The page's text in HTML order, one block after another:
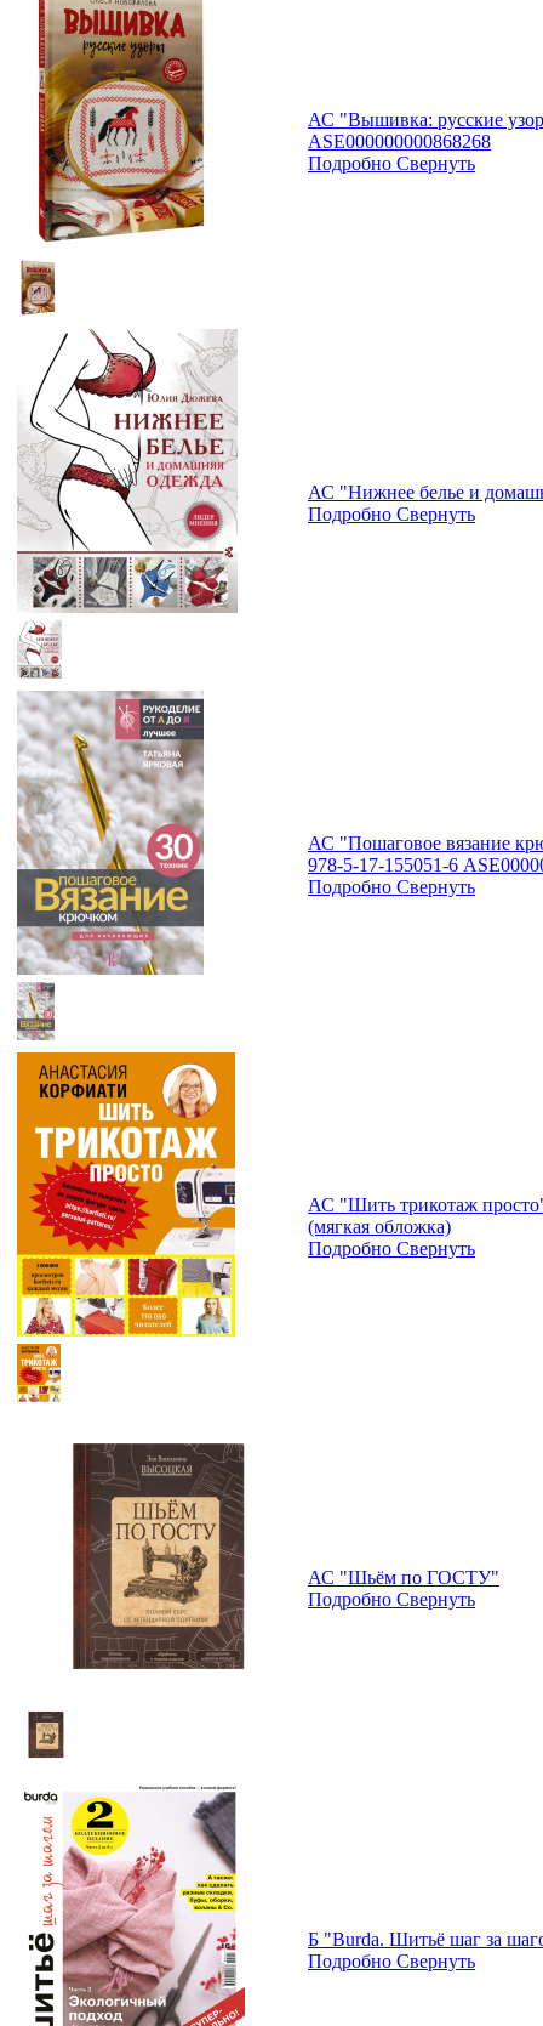
АС "Вышивка: русские
ASE000000000868268
Подробно Свернуть
АС "Нижнее белье и
Подробно Свернуть
АС "Пошаговое вязание
978-5-17-155051-6
Подробно Свернуть
АС "Шить трикотаж
(мягкая обложка)
Подробно Свернуть
АС "Шьём по ГОСТУ"
Подробно Свернуть
Б "Burda. Шитьё шаг за
Подробно Свернуть